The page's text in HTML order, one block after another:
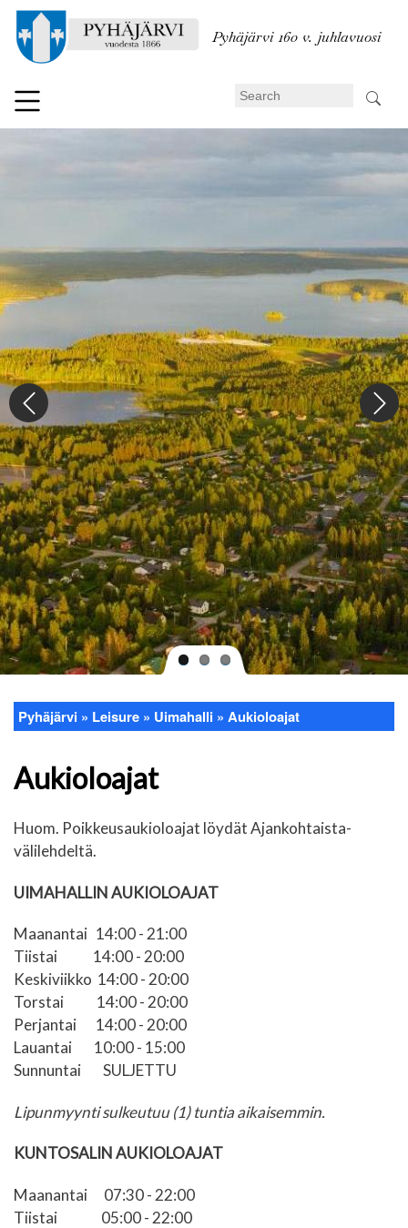
toPyhäjärvi 160 v. juhlavuosi
Search
Breadcrumb
Pyhäjärvi Leisure Uimahalli Aukioloajat
Aukioloajat
Huom. Poikkeusaukioloajat löydät Ajankohtaista-
välilehdeltä.
UIMAHALLIN AUKIOLOAJAT
Maanantai 14:00 - 21:00
Tiistai 14:00 - 20:00
Keskiviikko 14:00 - 20:00
Torstai
14:00 - 20:00
Perjantai
14:00 - 20:00
Lauantai 10:00 - 15:00
Sunnuntai
SULJETTU
Lipunmyynti sulkeutuu (1) tuntia aikaisemmin.
KUNTOSALIN AUKIOLOAJAT
Maanantai
07:30 - 22:00
Tiistai
05:00 - 22:00